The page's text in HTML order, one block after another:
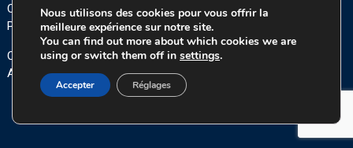
Conditions générales |Politique de confidentialité
Policy
|Accessibility Statement
Copyright © 2026 Tous les droits sont réservés à Shemesh
Automation Ltd.
Nous utilisons des cookies pour vous offrir la
meilleure expérience sur notre site.
You can find out more about which cookies we are
using or switch them off in settings.
Accepter Réglages